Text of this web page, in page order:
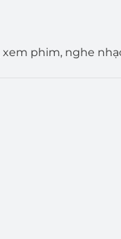
phim, nghe